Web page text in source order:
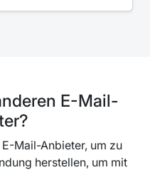
E-Mail-
Mail-Anbieter, um zu
herstellen, um mit